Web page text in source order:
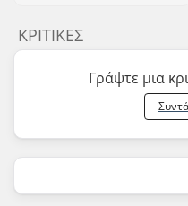
ΚΡΙΤΙΚΈΣ
Γράψτε μια